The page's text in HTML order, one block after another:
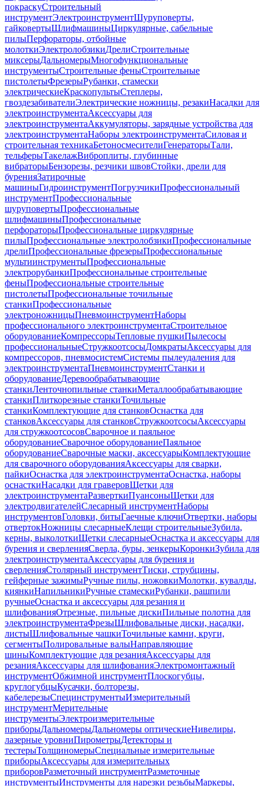
покраскуСтроительный
инструментЭлектроинструментШуруповерты,
гайковертыШлифмашиныЦиркулярные, сабельные
пилыПерфораторы, отбойные
молоткиЭлектролобзикиДрелиСтроительные
миксерыДальномерыМногофункциональные
инструментыСтроительные феныСтроительные
пистолетыФрезерыРубанки, стамески
электрическиеКраскопультыСтеплеры,
гвоздезабивателиЭлектрические ножницы, резакиНасадки для
электроинструментаАксессуары для
электроинструментаАккумуляторы, зарядные устройства для
электроинструментаНаборы электроинструментаСиловая и
строительная техникаБетоносмесителиГенераторыТали,
тельферыТакелажВиброплиты, глубинные
вибраторыБензорезы, резчики швовСтойки, дрели для
буренияЗатирочные
машиныГидроинструментПогрузчикиПрофессиональный
инструментПрофессиональные
шуруповертыПрофессиональные
шлифмашиныПрофессиональные
перфораторыПрофессиональные циркулярные
пилыПрофессиональные электролобзикиПрофессиональные
дрелиПрофессиональные фрезерыПрофессиональные
мультиинструментыПрофессиональные
электрорубанкиПрофессиональные строительные
феныПрофессиональные строительные
пистолетыПрофессиональные точильные
станкиПрофессиональные
электроножницыПневмоинструментНаборы
профессионального электроинструментаСтроительное
оборудованиеКомпрессорыТепловые пушкиПылесосы
профессиональныеСтружкоотсосыДомкратыАксессуары для
компрессоров, пневмосистемСистемы пылеудаления для
электроинструментаПневмоинструментСтанки и
оборудованиеДеревообрабатывающие
станкиЛенточнопильные станкиМеталлообрабатывающие
станкиПлиткорезные станкиТочильные
станкиКомплектующие для станковОснастка для
станковАксессуары для станковСтружкоотсосыАксессуары
для стружкоотсосовСварочное и паяльное
оборудованиеСварочное оборудованиеПаяльное
оборудованиеСварочные маски, аксессуарыКомплектующие
для сварочного оборудованияАксессуары для сварки,
пайкиОснастка для электроинструментаОснастка, наборы
оснасткиНасадки для граверовЩетки для
электроинструментаРазверткиПуансоныЩетки для
электродвигателейСлесарный инструментНаборы
инструментовГоловки, битыГаечные ключиОтвертки, наборы
отвертокНожницы слесарныеКлещи строительныеЗубила,
керны, выколоткиЩетки слесарныеОснастка и аксессуары для
бурения и сверленияСверла, буры, зенкерыКоронкиЗубила для
электроинструментаАксессуары для бурения и
сверленияСтолярный инструментТиски, струбцины,
гейферные зажимыРучные пилы, ножовкиМолотки, кувалды,
киянкиНапильникиРучные стамескиРубанки, рашпили
ручныеОснастка и аксессуары для резания и
шлифованияОтрезные, пильные дискиПильные полотна для
электроинструментаФрезыШлифовальные диски, насадки,
листыШлифовальные чашкиТочильные камни, круги,
сегментыПолировальные валыНаправляющие
шиныКомплектующие для резанияАксессуары для
резанияАксессуары для шлифованияЭлектромонтажный
инструментОбжимной инструментПлоскогубцы,
круглогубцыКусачки, болторезы,
кабелерезыСпецинструментыИзмерительный
инструментМерительные
инструментыЭлектроизмерительные
приборыДальномерыДальномеры оптическиеНивелиры,
лазерные уровниПирометрыДетекторы и
тестерыТолщиномерыСпециальные измерительные
приборыАксессуары для измерительных
приборовРазметочный инструментРазметочные
инструментыИнструменты для нарезки резьбыМаркеры,